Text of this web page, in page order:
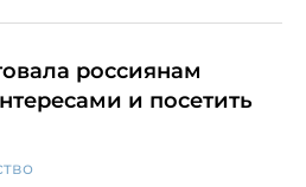
россиянам
и посетить